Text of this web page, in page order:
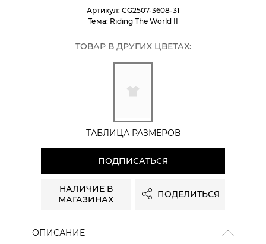
Артикул: CG2507-3608-31
Тема: Riding The World II
ТОВАР В ДРУГИХ ЦВЕТАХ:
ТАБЛИЦА РАЗМЕРОВ
ПОДПИСАТЬСЯ
НАЛИЧИЕ В
МАГАЗИНАХ
ПОДЕЛИТЬСЯ
ОПИСАНИЕ